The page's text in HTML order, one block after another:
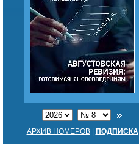
АРХИВ НОМЕРОВ| ПОДПИСКА